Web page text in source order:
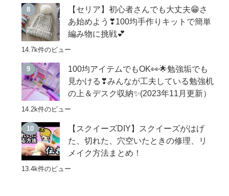
【セリア】初心者さんでも大丈夫😁さ
あ始めよう❣100均手作りキットで簡単
編み物に挑戦💕
14.7k件のビュー
100均アイテムでもOK👀🌟勉強垢でも
見かける❣みんなが工夫している勉強机
の上＆デスク収納✨(2023年11月更新）
14.2k件のビュー
【スクイーズDIY】スクイーズがはげ
た、切れた、穴空いたときの修理、リ
メイク方法まとめ！
13.4k件のビュー